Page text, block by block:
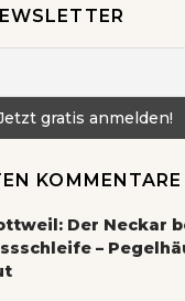
KOMMENTARE
Der Neckar
–